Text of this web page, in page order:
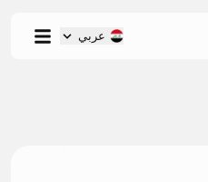
عربي